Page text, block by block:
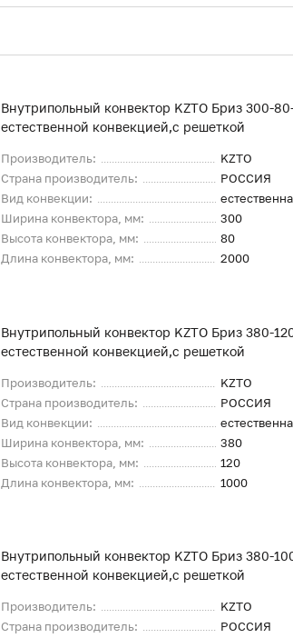
Внутрипольный конвектор KZTO Бриз 300-
естественной конвекцией,с решеткой
Производитель:
KZTO
Страна производитель:
РОССИЯ
Вид конвекции:
Ширина конвектора, мм:
300
Высота конвектора, мм:
80
Длина конвектора, мм:
2000
Внутрипольный конвектор KZTO Бриз 380-
естественной конвекцией,с решеткой
Производитель:
KZTO
Страна производитель:
РОССИЯ
Вид конвекции:
Ширина конвектора, мм:
380
Высота конвектора, мм:
120
Длина конвектора, мм:
1000
Внутрипольный конвектор KZTO Бриз 380-
естественной конвекцией,с решеткой
Производитель:
KZTO
Страна производитель:
РОССИЯ